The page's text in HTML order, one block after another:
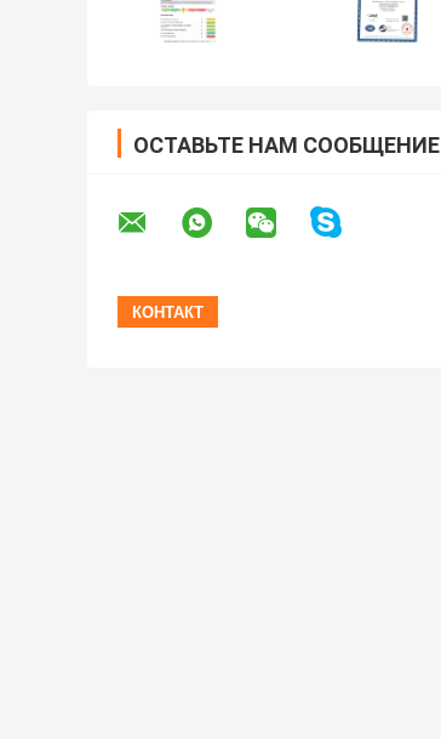
ОСТАВЬТЕ НАМ СООБЩЕНИЕ